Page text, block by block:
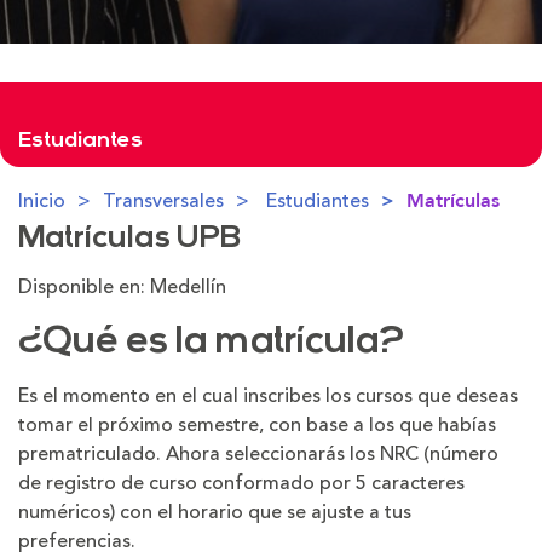
Estudiantes
Inicio Transversales Estudiantes Matrículas
Matrículas UPB
Disponible en: Medellín
¿Qué es la matrícula?
Es el momento en el cual inscribes los cursos que deseas
tomar el próximo semestre, con base a los que habías
prematriculado. Ahora seleccionarás los NRC (número
de registro de curso conformado por 5 caracteres
numéricos) con el horario que se ajuste a tus
preferencias.